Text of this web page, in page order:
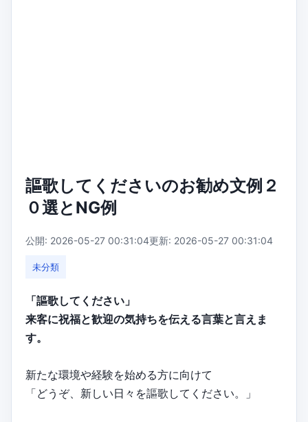
謳歌してくださいのお勧め文例２
０選とNG例
公開: 2026-05-27 00:31:04更新: 2026-05-27 00:31:04
未分類
「謳歌してください」
来客に祝福と歓迎の気持ちを伝える言葉と言えま
す。
新たな環境や経験を始める方に向けて
「どうぞ、新しい日々を謳歌してください。」